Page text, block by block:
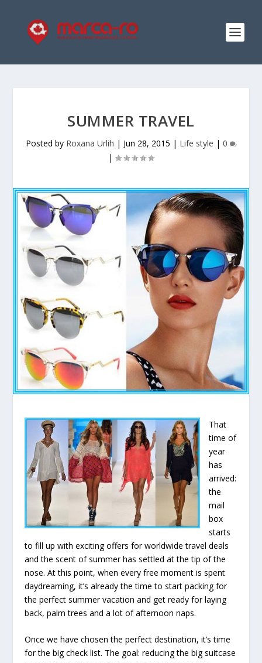
SUMMER TRAVEL
Posted by Roxana Urlih | Jun 28, 2015 | Life style | 0
|
That
time of
year
has
arrived:
the
mail
box
starts
to fill up with exciting offers for worldwide travel deals
and the scent of summer has settled at the tip of the
nose. At this point, when every free moment is spent
daydreaming, it’s already the time to start packing for
the perfect summer vacation and get ready for laying
back, palm trees and a lot of afternoon naps.
Once we have chosen the perfect destination, it’s time
for the big check list. The goal: reducing the big suitcase